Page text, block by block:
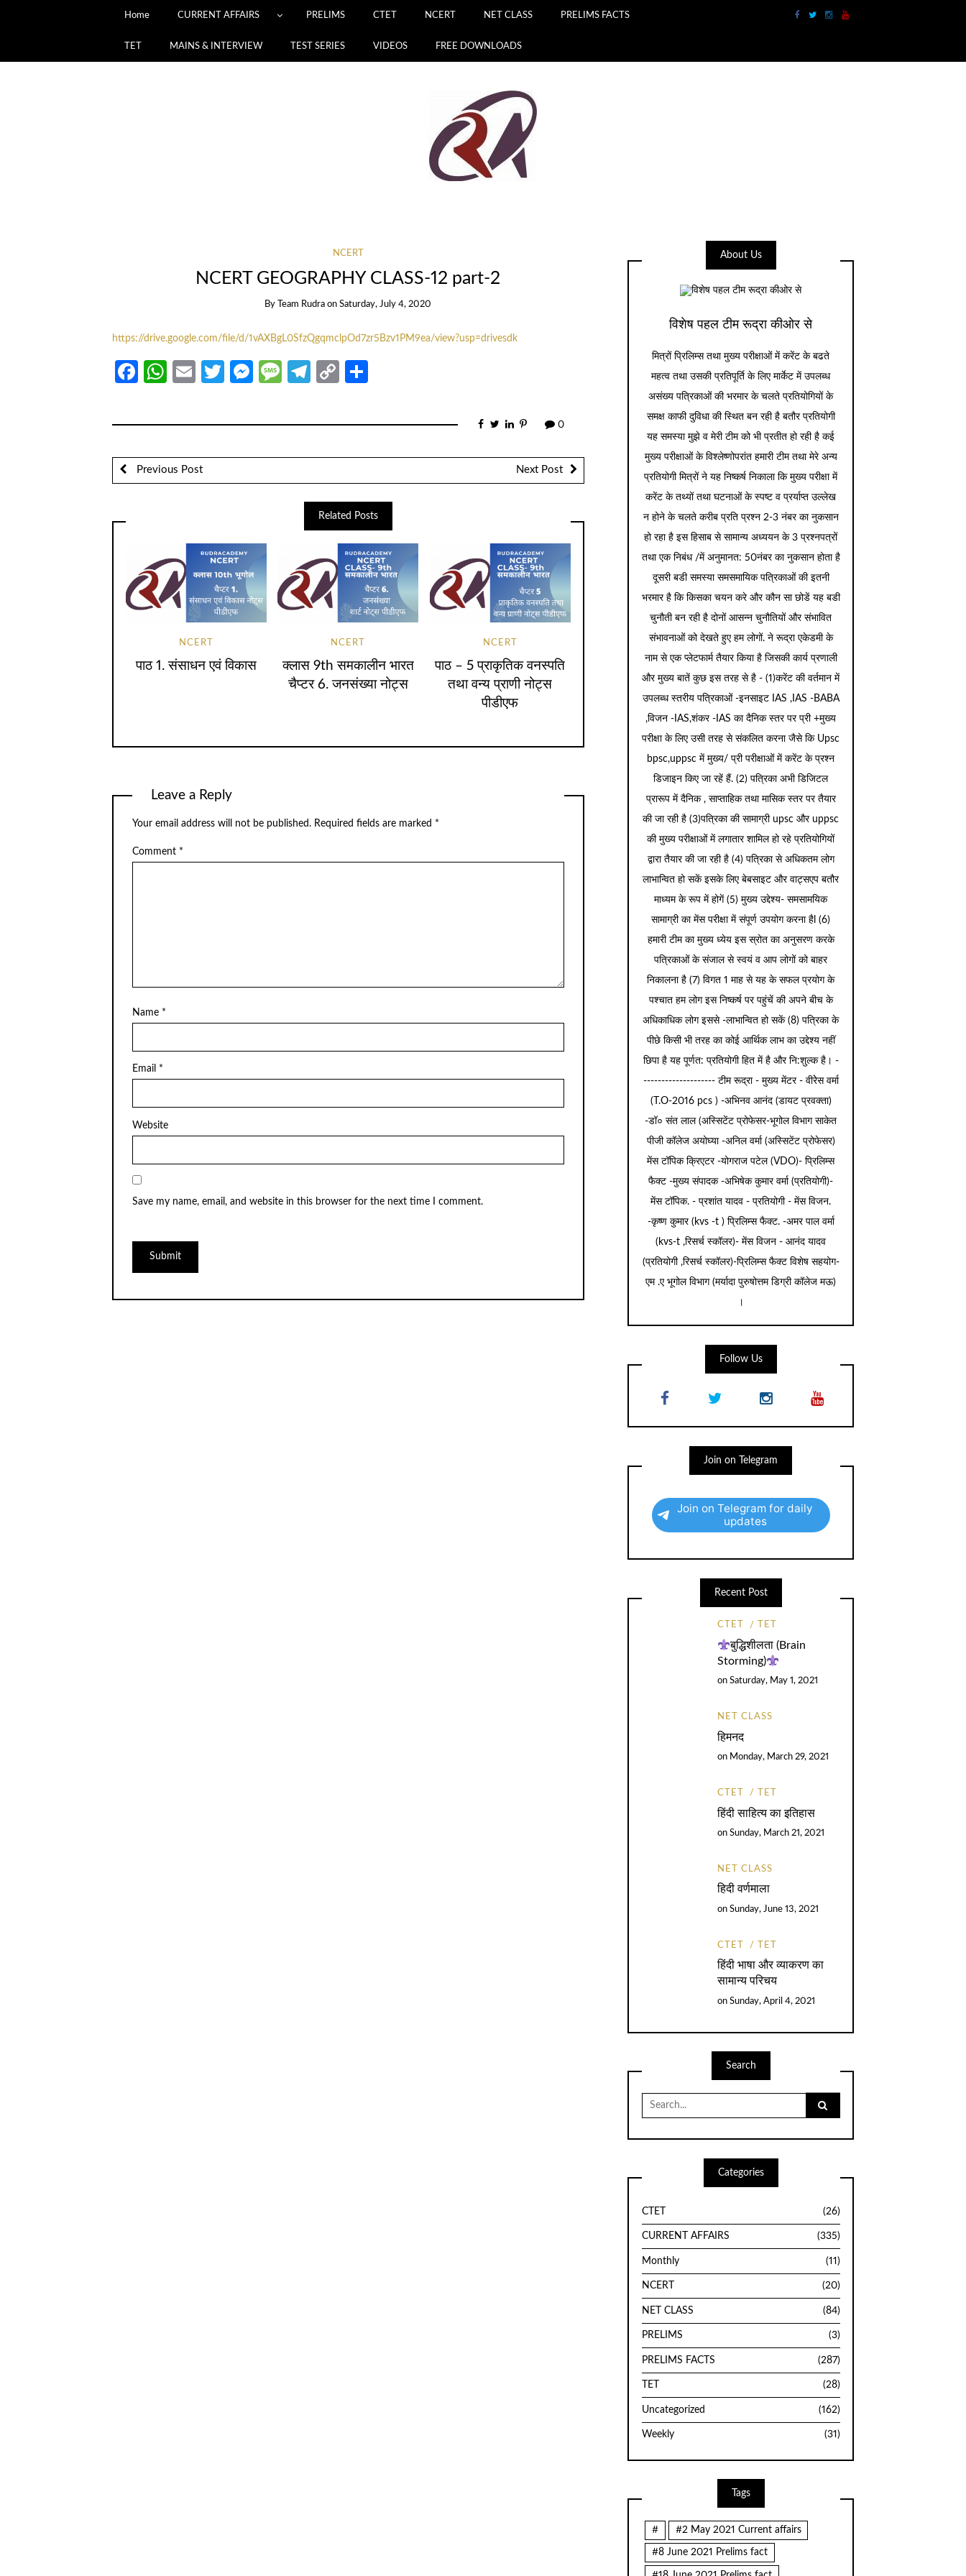
Home CURRENT AFFAIRS PRELIMS CTET NCERT NET CLASS PRELIMS FACTS
TET MAINS & INTERVIEW TEST SERIES VIDEOS FREE DOWNLOADS
NCERT
NCERT GEOGRAPHY CLASS-12 part-2
By Team Rudra onSaturday, July 4, 2020
https://drive.google.com/file/d/1vAXBgL0SfzQgqmclpOd7zr5Bzv1PM9ea/view?usp=drivesdk
Facebook
WhatsApp
EmailTwitter
Messenger
Message
Telegram
Copy
0
Previous Post Next Post
Related Posts
NCERT
पाठ 1. संसाधन एवं विकास
NCERT
क्लास 9th समकालीन भारत
चैप्टर 6. जनसंख्या नोट्स
NCERT
पाठ – 5 प्राकृतिक वनस्पति
तथा वन्य प्राणी नोट्स
पीडीएफ
Leave a Reply
Your email address will not be published. Required fields are marked *
Comment *
Name *
Email *
Website
Save my name, email, and website in this browser for the next time I comment.
About Us
विशेष पहल टीम रूद्रा कीओर से
मित्रों प्रिलिम्स तथा मुख्य परीक्षाओं में करेंट के बढते
महत्व तथा उसकी प्रतिपूर्ति के लिए मार्केट में उपलब्ध
असंख्य पत्रिकाओं की भरमार के चलते प्रतियोगियों के
समक्ष काफी दुविधा की स्थित बन रही है बतौर प्रतियोगी
यह समस्या मुझे व मेरी टीम को भी प्रतीत हो रही है कई
मुख्य परीक्षाओं के विश्लेष्णोपरांत हमारी टीम तथा मेरे अन्य
प्रतियोगी मित्रों ने यह निष्कर्ष निकाला कि मुख्य परीक्षा में
करेंट के तथ्यों तथा घटनाओं के स्पष्ट व प्रर्याप्त उल्लेख
न होने के चलते करीब प्रति प्रश्न 2-3 नंबर का नुकसान
हो रहा है इस हिसाब से सामान्य अध्ययन के 3 प्रश्नपत्रों
तथा एक निबंध /में अनुमानत: 50नंबर का नुकसान होता है
दूसरी बडी समस्या समसमायिक पत्रिकाओं की इतनी
भरमार है कि किसका चयन करे और कौन सा छोडें यह बडी
चुनौती बन रही है दोनों आसन्न चुनौतियों और संभावित
संभावनाओं को देखते हुए हम लोगों. ने रूद्रा एकेडमी के
नाम से एक प्लेटफार्म तैयार किया है जिसकी कार्य प्रणाली
और मुख्य बातें कुछ इस तरह से है - (1)करेंट की वर्तमान में
उपलब्ध स्तरीय पत्रिकाओं -इनसाइट IAS ,IAS -BABA
,विजन -IAS,शंकर -IAS का दैनिक स्तर पर प्री +मुख्य
परीक्षा के लिए उसी तरह से संकलित करना जैसे कि Upsc
bpsc,uppsc में मुख्य/ प्री परीक्षाओं में करेंट के प्रश्न
डिजाइन किए जा रहें हैं. (2) पत्रिका अभी डिजिटल
प्रारूप में दैनिक , साप्ताहिक तथा मासिक स्तर पर तैयार
की जा रही है (3)पत्रिका की सामाग्री upsc और uppsc
की मुख्य परीक्षाओं में लगातार शामिल हो रहे प्रतियोगियों
द्वारा तैयार की जा रही है (4) पत्रिका से अधिकतम लोग
लाभान्वित हो सकें इसके लिए बेबसाइट और वाट्सएप बतौर
माध्यम के रूप में होगें (5) मुख्य उद्देश्य- समसामयिक
सामाग्री का मेंस परीक्षा में संपूर्ण उपयोग करना हैl (6)
हमारी टीम का मुख्य ध्येय इस स्रोत का अनुसरण करके
पत्रिकाओं के संजाल से स्वयं व आप लोगों को बाहर
निकालना है (7) विगत 1 माह से यह के सफल प्रयोग के
पश्चात हम लोग इस निष्कर्ष पर पहुंचें की अपने बीच के
अधिकाधिक लोग इससे -लाभान्वित हो सकें (8) पत्रिका के
पीछे किसी भी तरह का कोई आर्थिक लाभ का उद्देश्य नहीं
छिपा है यह पूर्णत: प्रतियोगी हित में है और नि:शुल्क है। -
-------------------- टीम रूद्रा - मुख्य मेंटर - वीरेेस वर्मा
(T.O-2016 pcs ) -अभिनव आनंद (डायट प्रवक्ता)
-डॉ० संत लाल (अस्सिटेंट प्रोफेसर-भूगोल विभाग साकेत
पीजी कॉलेज अयोघ्या -अनिल वर्मा (अस्सिटेंट प्रोफेसर)
मेंस टॉपिक क्रिएटर -योगराज पटेल (VDO)- प्रिलिम्स
फैक्ट -मुख्य संपादक -अभिषेक कुमार वर्मा (प्रतियोगी)-
मेंस टॉपिक. - प्रशांत यादव - प्रतियोगी - मेंस विजन.
-कृष्ण कुमार (kvs -t ) प्रिलिम्स फैक्ट. -अमर पाल वर्मा
(kvs-t ,रिसर्च स्कॉलर)- मेंस विजन - आनंद यादव
(प्रतियोगी ,रिसर्च स्कॉलर)-प्रिलिम्स फैक्ट विशेष सहयोग-
एम .ए भूगोल विभाग (मर्यादा पुरुषोत्तम डिग्री कॉलेज मऊ)
।
Follow Us
Join on Telegram
Join on Telegram for daily
updates
Recent Post
CTET TET
बुद्धिशीलता (Brain
Storming)
on Saturday, May 1, 2021
NET CLASS
हिमनद
on Monday, March 29, 2021
CTET TET
हिंदी साहित्य का इतिहास
on Sunday, March 21, 2021
NET CLASS
हिदी वर्णमाला
on Sunday, June 13, 2021
CTET TET
हिंदी भाषा और व्याकरण का
सामान्य परिचय
on Sunday, April 4, 2021
Search
Search
for:
Categories
CTET (26)
CURRENT AFFAIRS (335)
Monthly (11)
NCERT (20)
NET CLASS (84)
PRELIMS (3)
PRELIMS FACTS (287)
TET (28)
Uncategorized (162)
Weekly (31)
Tags
# #2 May 2021 Current affairs
#8 June 2021 Prelims fact